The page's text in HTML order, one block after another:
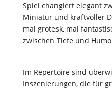
Spiel changiert elegant
Miniatur und kraftvoller
mal grotesk, mal
zwischen Tiefe und
Im Repertoire sind
Inszenierungen, die für